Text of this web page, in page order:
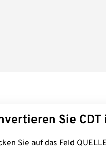
Sie CDT
Sie auf das Feld